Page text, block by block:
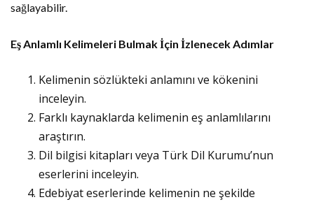
sağlayabilir.
Eş Anlamlı Kelimeleri Bulmak İçin İzlenecek Adımlar
Kelimenin sözlükteki anlamını ve kökenini
inceleyin.
Farklı kaynaklarda kelimenin eş anlamlılarını
araştırın.
Dil bilgisi kitapları veya Türk Dil Kurumu’nun
eserlerini inceleyin.
Edebiyat eserlerinde kelimenin ne şekilde